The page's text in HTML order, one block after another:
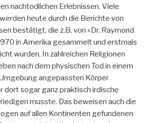
nachtodlichen Erlebnissen. Viele
heute durch die Berichte von
bestätigt, die z.B. von «Dr. Raymond
in Amerika gesammelt und erstmals
wurden. In zahlreichen Religionen
nach dem physischen Tod in einem
angepassten Körper
dort sogar ganz praktisch irdische
musste. Das beweisen auch die
auf allen Kontinenten gefundenen